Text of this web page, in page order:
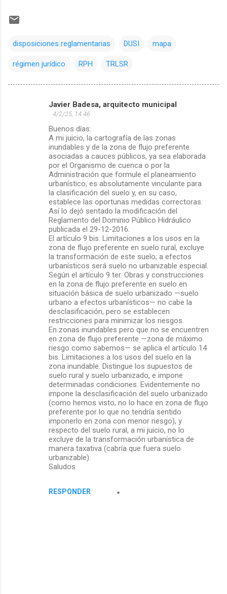
disposiciones reglamentarias DUSI mapa
régimen jurídico RPH TRLSR
Javier Badesa, arquitecto municipal
4/2/25, 14:46
Buenos días:
A mi juicio, la cartografía de las zonas
inundables y de la zona de flujo preferente
asociadas a cauces públicos, ya sea elaborada
por el Organismo de cuenca o por la
Administración que formule el planeamiento
urbanístico, es absolutamente vinculante para
la clasificación del suelo y, en su caso,
establece las oportunas medidas correctoras.
Así lo dejó sentado la modificación del
Reglamento del Dominio Público Hidráulico
publicada el 29-12-2016.
El artículo 9 bis. Limitaciones a los usos en la
zona de flujo preferente en suelo rural, excluye
la transformación de este suelo; a efectos
urbanísticos será suelo no urbanizable especial.
Según el artículo 9 ter. Obras y construcciones
en la zona de flujo preferente en suelo en
situación básica de suelo urbanizado —suelo
urbano a efectos urbanísticos— no cabe la
desclasificación, pero se establecen
restricciones para minimizar los riesgos.
En zonas inundables pero que no se encuentren
en zona de flujo preferente —zona de máximo
riesgo como sabemos— se aplica el artículo 14
bis. Limitaciones a los usos del suelo en la
zona inundable. Distingue los supuestos de
suelo rural y suelo urbanizado, e impone
determinadas condiciones. Evidentemente no
impone la desclasificación del suelo urbanizado
(como hemos visto, no lo hace en zona de flujo
preferente por lo que no tendría sentido
imponerlo en zona con menor riesgo), y
respecto del suelo rural, a mi juicio, no lo
excluye de la transformación urbanística de
manera taxativa (cabría que fuera suelo
urbanizable).
Saludos
RESPONDER